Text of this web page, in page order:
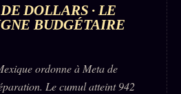
DOLLARS · LE
BUDGÉTAIRE
ordonne à Meta de
Le cumul atteint 942